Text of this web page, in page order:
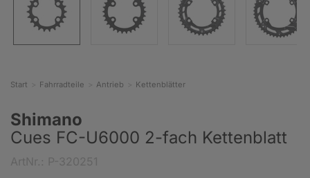
Start Fahrradteile Antrieb Kettenblätter
Shimano
Cues FC-U6000 2-fach Kettenblatt